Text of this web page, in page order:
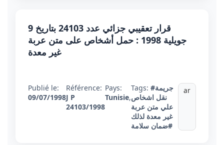
قرار تعقيبي جزائي عدد 24103 بتاريخ 9
جويلية 1998 : حمل أشخاص على متن عربة
غير معدة
Publié le:
09/07/1998
Référence:
J P
24103/1998
Pays:
Tunisie,
Tags: #جريمة
نقل اشخاص
علي متن عربة
غير معدة لذلك
#ضمان سلامة
ar